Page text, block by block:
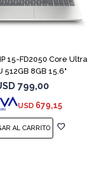
15-FD2050 Core Ultra
512GB 8GB 15.6"
799,00
USD 679,15